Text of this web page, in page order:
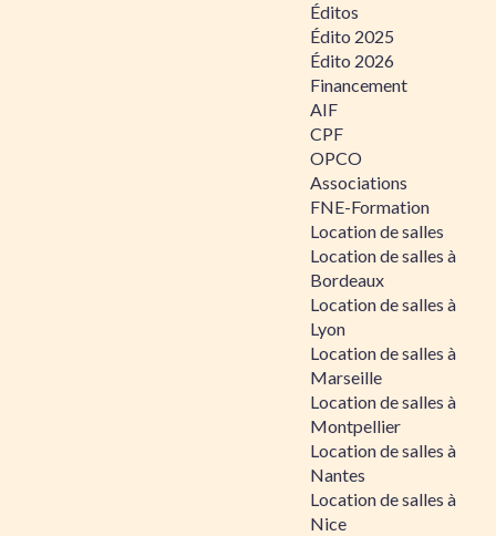
Éditos
Édito 2025
Édito 2026
Financement
AIF
CPF
OPCO
Associations
FNE-Formation
Location de salles
Location de salles à
Bordeaux
Location de salles à
Lyon
Location de salles à
Marseille
Location de salles à
Montpellier
Location de salles à
Nantes
Location de salles à
Nice